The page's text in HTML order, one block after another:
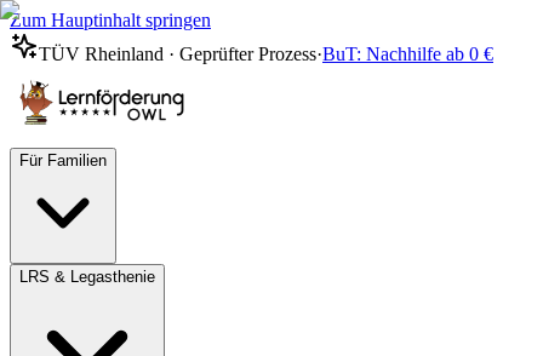
Zum Hauptinhalt springen
TÜV Rheinland · Geprüfter Prozess·BuT: Nachhilfe ab 0 €
Für Familien
LRS & Legasthenie